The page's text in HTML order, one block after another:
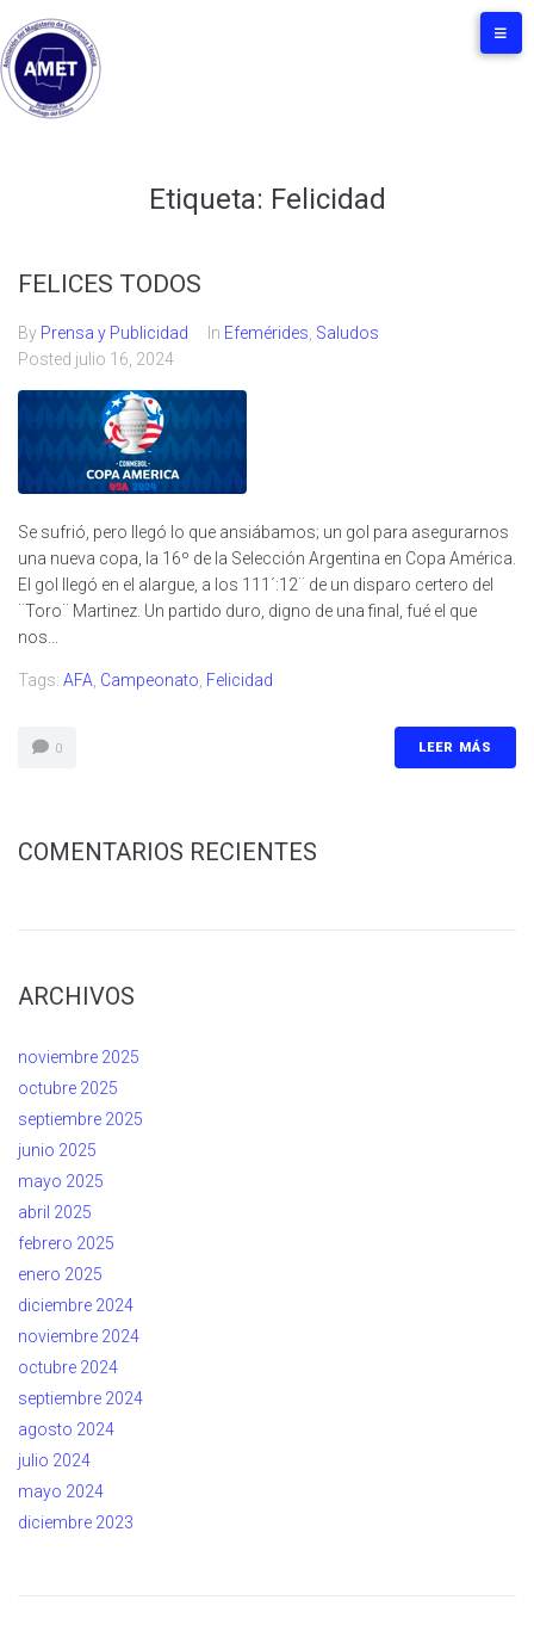
Etiqueta: Felicidad
FELICES TODOS
By Prensa y Publicidad In Efemérides Saludos
Posted julio 16, 2024
Se sufrió, pero llegó lo que ansiábamos; un gol para asegurarnos
una nueva copa, la 16º de la Selección Argentina en Copa América.
El gol llegó en el alargue, a los 111´:12¨ de un disparo certero del
¨Toro¨ Martinez. Un partido duro, digno de una final, fué el que
nos...
Tags: AFA Campeonato Felicidad
0 LEER MÁS
COMENTARIOS RECIENTES
ARCHIVOS
noviembre 2025
octubre 2025
septiembre 2025
junio 2025
mayo 2025
abril 2025
febrero 2025
enero 2025
diciembre 2024
noviembre 2024
octubre 2024
septiembre 2024
agosto 2024
julio 2024
mayo 2024
diciembre 2023